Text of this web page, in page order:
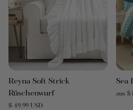
Reyna Soft Strick
Rüschenwurf
$ 49.99 USD
Sea
aus $